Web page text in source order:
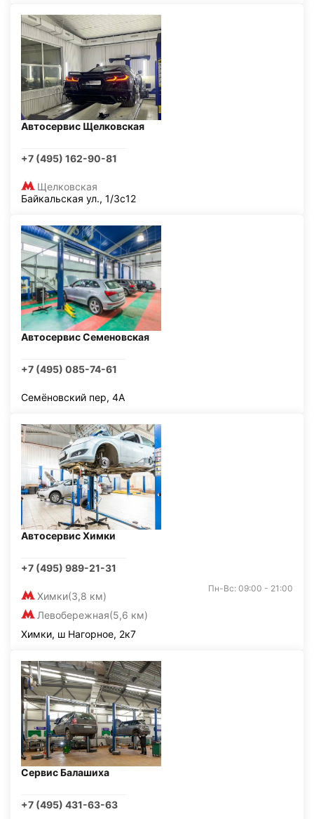
Автосервис Щелковская
+7 (495) 162-90-81
Щелковская
Байкальская ул., 1/3с12
Автосервис Семеновская
+7 (495) 085-74-61
Семёновский пер, 4А
Автосервис Химки
+7 (495) 989-21-31
Химки(3,8 км)
Левобережная(5,6 км)
Пн-Вс: 09:00 - 21:00
Химки, ш Нагорное, 2к7
Сервис Балашиха
+7 (495) 431-63-63